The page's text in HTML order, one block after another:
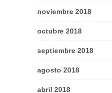
noviembre 2018
octubre 2018
septiembre 2018
agosto 2018
abril 2018